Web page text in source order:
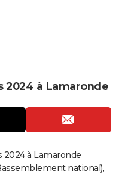
2024 à Lamaronde
2024 à Lamaronde
national),